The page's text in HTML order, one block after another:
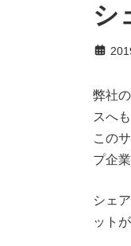
シ
弊社
スへ
この
プ企
シェ
ット